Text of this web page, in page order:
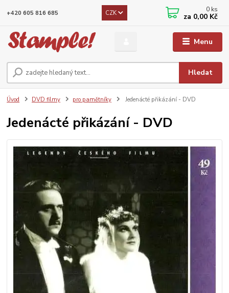
Menu
CZK
Hledat
+420 605 816 685 0 ks
za 0,00 Kč
Úvod DVD filmy pro pamětníky Jedenácté přikázání - DVD
Jedenácté přikázání - DVD